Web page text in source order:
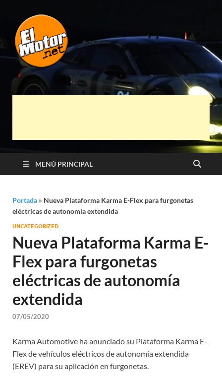
El Motor punto
Net
Automóviles
MENÚ PRINCIPAL
Portada » Nueva Plataforma Karma E-Flex para furgonetas
eléctricas de autonomía extendida
UNCATEGORIZED
Nueva Plataforma Karma E-
Flex para furgonetas
eléctricas de autonomía
extendida
07/05/2020
Karma Automotive ha anunciado su Plataforma Karma E-
Flex de vehículos eléctricos de autonomía extendida
(EREV) para su aplicación en furgonetas.